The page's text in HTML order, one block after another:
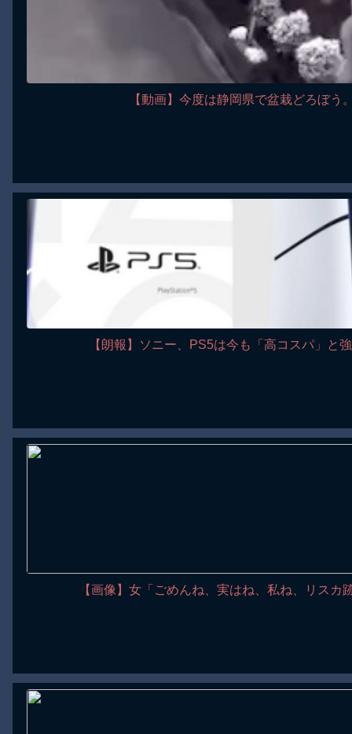
【動画】今度は静岡県で盆栽どろぼう
【朗報】ソニー、PS5は今も「高コスパ」
【画像】女「ごめんね、実はね、私ね、リスカ